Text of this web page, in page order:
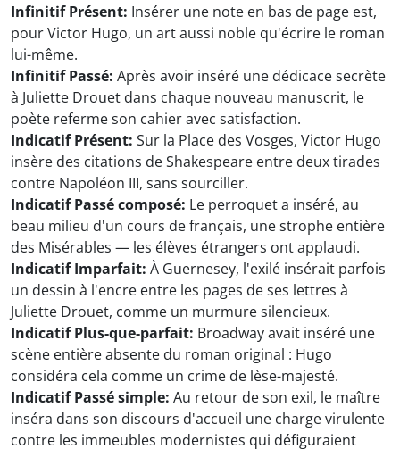
Infinitif Présent: Insérer une note en bas de page est,
pour Victor Hugo, un art aussi noble qu'écrire le roman
lui-même.
Infinitif Passé: Après avoir inséré une dédicace secrète
à Juliette Drouet dans chaque nouveau manuscrit, le
poète referme son cahier avec satisfaction.
Indicatif Présent: Sur la Place des Vosges, Victor Hugo
insère des citations de Shakespeare entre deux tirades
contre Napoléon III, sans sourciller.
Indicatif Passé composé: Le perroquet a inséré, au
beau milieu d'un cours de français, une strophe entière
des Misérables — les élèves étrangers ont applaudi.
Indicatif Imparfait: À Guernesey, l'exilé insérait parfois
un dessin à l'encre entre les pages de ses lettres à
Juliette Drouet, comme un murmure silencieux.
Indicatif Plus-que-parfait: Broadway avait inséré une
scène entière absente du roman original : Hugo
considéra cela comme un crime de lèse-majesté.
Indicatif Passé simple: Au retour de son exil, le maître
inséra dans son discours d'accueil une charge virulente
contre les immeubles modernistes qui défiguraient